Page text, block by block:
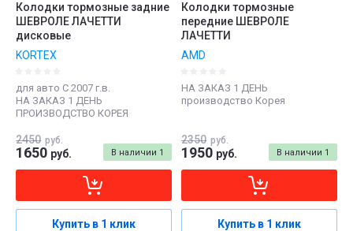
Колодки тормозные задние
ШЕВРОЛЕ ЛАЧЕТТИ
дисковые
KORTEX
для авто С 2007 г.в.
НА ЗАКАЗ 1 ДЕНЬ
ПРОИЗВОДСТВО КОРЕЯ
В наличии 1
2450 руб.
1650 руб.
Купить в 1 клик
Колодки тормозные
передние ШЕВРОЛЕ
ЛАЧЕТТИ
AMD
НА ЗАКАЗ 1 ДЕНЬ
производство Корея
В наличии 1
2350 руб.
1950 руб.
Купить в 1 клик